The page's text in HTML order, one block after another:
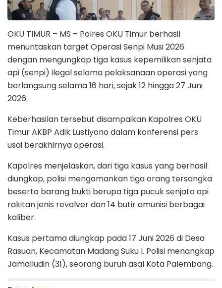
OKU TIMUR – MS – Polres OKU Timur berhasil
menuntaskan target Operasi Senpi Musi 2026
dengan mengungkap tiga kasus kepemilikan senjata
api (senpi) ilegal selama pelaksanaan operasi yang
berlangsung selama 16 hari, sejak 12 hingga 27 Juni
2026.
Keberhasilan tersebut disampaikan Kapolres OKU
Timur AKBP Adik Lustiyono dalam konferensi pers
usai berakhirnya operasi.
Kapolres menjelaskan, dari tiga kasus yang berhasil
diungkap, polisi mengamankan tiga orang tersangka
beserta barang bukti berupa tiga pucuk senjata api
rakitan jenis revolver dan 14 butir amunisi berbagai
kaliber.
Kasus pertama diungkap pada 17 Juni 2026 di Desa
Rasuan, Kecamatan Madang Suku I. Polisi menangkap
Jamalludin (31), seorang buruh asal Kota Palembang.